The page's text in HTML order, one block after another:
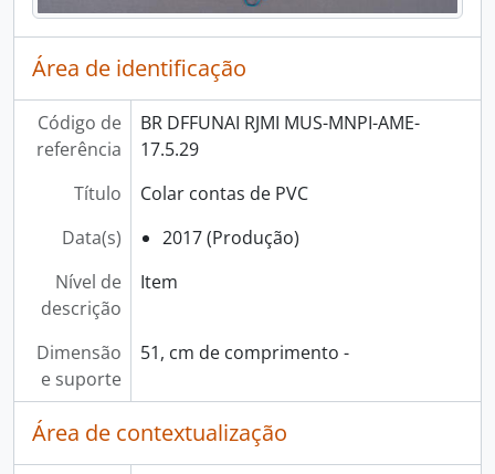
Área de identificação
Código de
referência
BR DFFUNAI RJMI MUS-MNPI-AME-
17.5.29
Título
Colar contas de PVC
Data(s)
2017 (Produção)
Nível de
descrição
Item
Dimensão
e suporte
51, cm de comprimento -
Área de contextualização